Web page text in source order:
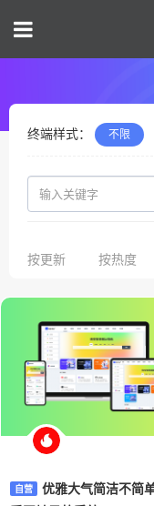
终端样式： 不限
按更新 按热度
自营
优雅大气简洁不简